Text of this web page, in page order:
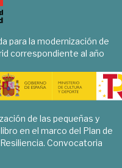
para la modernización de
correspondiente al año
de las pequeñas y
en el marco del Plan de
Convocatoria